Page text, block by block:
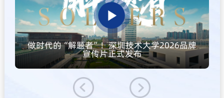
做时代的“解题者”！深圳技术大学2026品牌
宣传片正式发布